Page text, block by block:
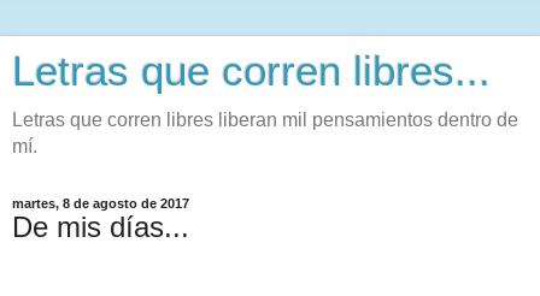
Letras que corren libres...
Letras que corren libres liberan mil pensamientos dentro de
mí.
martes, 8 de agosto de 2017
De mis días...